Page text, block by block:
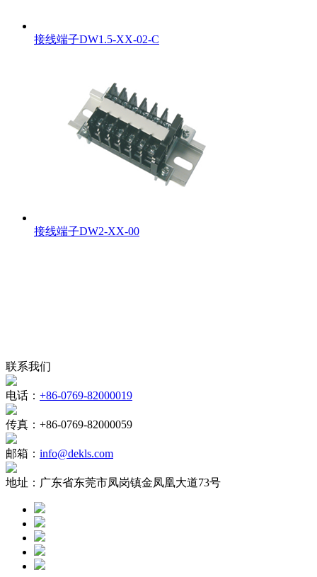
接线端子DW1.5-XX-02-C
接线端子DW2-XX-00
联系我们
电话： +86-0769-82000019
传真： +86-0769-82000059
邮箱： info@dekls.com
地址： 广东省东莞市凤岗镇金凤凰大道73号